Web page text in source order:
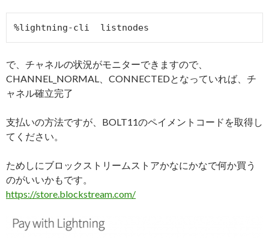
で、チャネルの状況がモニターできますので、
CHANNEL_NORMAL、CONNECTEDとなっていれば、チ
ャネル確立完了
支払いの方法ですが、BOLT11のペイメントコードを取得し
てください。
ためしにブロックストリームストアかなにかなで何か買う
のがいいかもです。
https://store.blockstream.com/